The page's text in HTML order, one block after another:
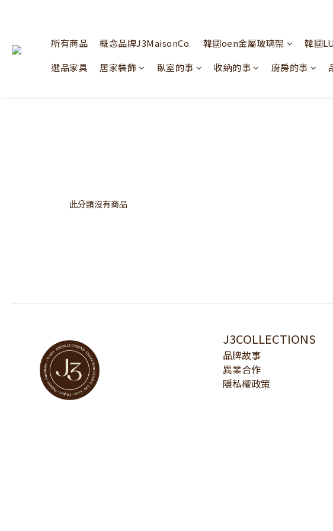
所有商品 概念品牌J3MaisonCo. 韓國oen金屬玻璃架 韓國
選品家具
居家裝飾 臥室的事 收納的事 廚房的事
此分類沒有商品
J3COLLECTIONS
品牌故事
異業合作
隱私權政策